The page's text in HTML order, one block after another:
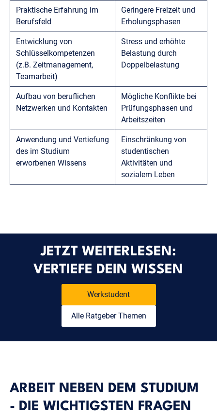
Praktische Erfahrung im
Berufsfeld
Geringere Freizeit und
Erholungsphasen
Entwicklung von
Schlüsselkompetenzen
(z.B. Zeitmanagement,
Teamarbeit)
Stress und erhöhte
Belastung durch
Doppelbelastung
Aufbau von beruflichen
Netzwerken und Kontakten
Mögliche Konflikte bei
Prüfungsphasen und
Arbeitszeiten
Anwendung und Vertiefung
des im Studium
erworbenen Wissens
Einschränkung von
studentischen
Aktivitäten und
sozialem Leben
JETZT WEITERLESEN:
VERTIEFE DEIN WISSEN
Werkstudent
Alle Ratgeber Themen
ARBEIT NEBEN DEM STUDIUM
- DIE WICHTIGSTEN FRAGEN